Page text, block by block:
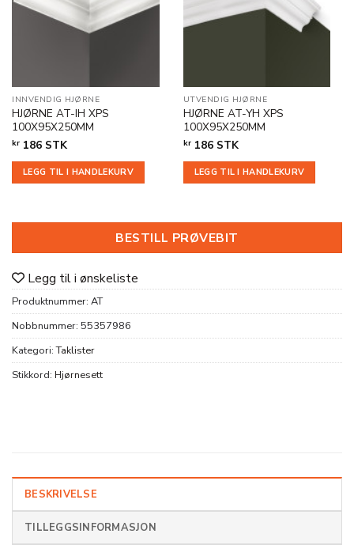
INNVENDIG HJØRNE
HJØRNE AT-IH XPS
100X95X250MM
kr 186 STK
LEGG TIL I HANDLEKURV
UTVENDIG HJØRNE
HJØRNE AT-YH XPS
100X95X250MM
kr186 STK
LEGG TIL I HANDLEKURV
BESTILL PRØVEBIT
Legg til i ønskeliste
Produktnummer: AT
Nobbnummer: 55357986
Kategori:Taklister
Stikkord: Hjørnesett
BESKRIVELSE
TILLEGGSINFORMASJON